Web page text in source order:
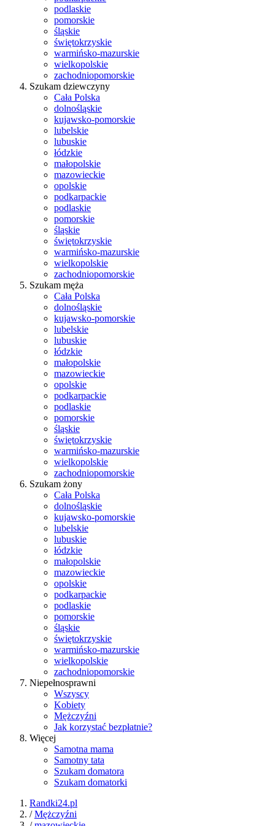
podlaskie
pomorskie
śląskie
świętokrzyskie
warmińsko-mazurskie
wielkopolskie
zachodniopomorskie
Szukam dziewczyny
Cała Polska
dolnośląskie
kujawsko-pomorskie
lubelskie
lubuskie
łódzkie
małopolskie
mazowieckie
opolskie
podkarpackie
podlaskie
pomorskie
śląskie
świętokrzyskie
warmińsko-mazurskie
wielkopolskie
zachodniopomorskie
Szukam męża
Cała Polska
dolnośląskie
kujawsko-pomorskie
lubelskie
lubuskie
łódzkie
małopolskie
mazowieckie
opolskie
podkarpackie
podlaskie
pomorskie
śląskie
świętokrzyskie
warmińsko-mazurskie
wielkopolskie
zachodniopomorskie
Szukam żony
Cała Polska
dolnośląskie
kujawsko-pomorskie
lubelskie
lubuskie
łódzkie
małopolskie
mazowieckie
opolskie
podkarpackie
podlaskie
pomorskie
śląskie
świętokrzyskie
warmińsko-mazurskie
wielkopolskie
zachodniopomorskie
Niepełnosprawni
Wszyscy
Kobiety
Mężczyźni
Jak korzystać bezpłatnie?
Więcej
Samotna mama
Samotny tata
Szukam domatora
Szukam domatorki
Randki24.pl
/Mężczyźni